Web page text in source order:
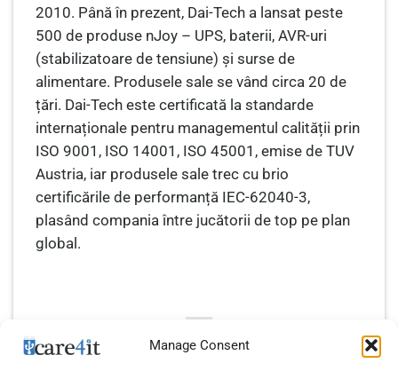
Manage Consent
2010. Până în prezent, Dai-Tech a lansat peste
500 de produse nJoy – UPS, baterii, AVR-uri
(stabilizatoare de tensiune) și surse de
alimentare. Produsele sale se vând circa 20 de
țări. Dai-Tech este certificată la standarde
internaționale pentru managementul calității prin
ISO 9001, ISO 14001, ISO 45001, emise de TUV
Austria, iar produsele sale trec cu brio
certificările de performanță IEC-62040-3,
plasând compania între jucătorii de top pe plan
global.